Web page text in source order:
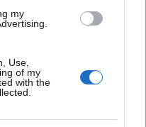
my
Use,
of my
with the
dalej krwawie ) .
po pomoc i jak
Dodam również że
Przepraszam że tak